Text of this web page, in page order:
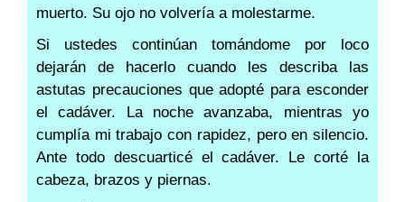
muerto. Su ojo no volvería a molestarme.
Si ustedes continúan tomándome por loco
dejarán de hacerlo cuando les describa las
astutas precauciones que adopté para esconder
el cadáver. La noche avanzaba, mientras yo
cumplía mi trabajo con rapidez, pero en silencio.
Ante todo descuarticé el cadáver. Le corté la
cabeza, brazos y piernas.